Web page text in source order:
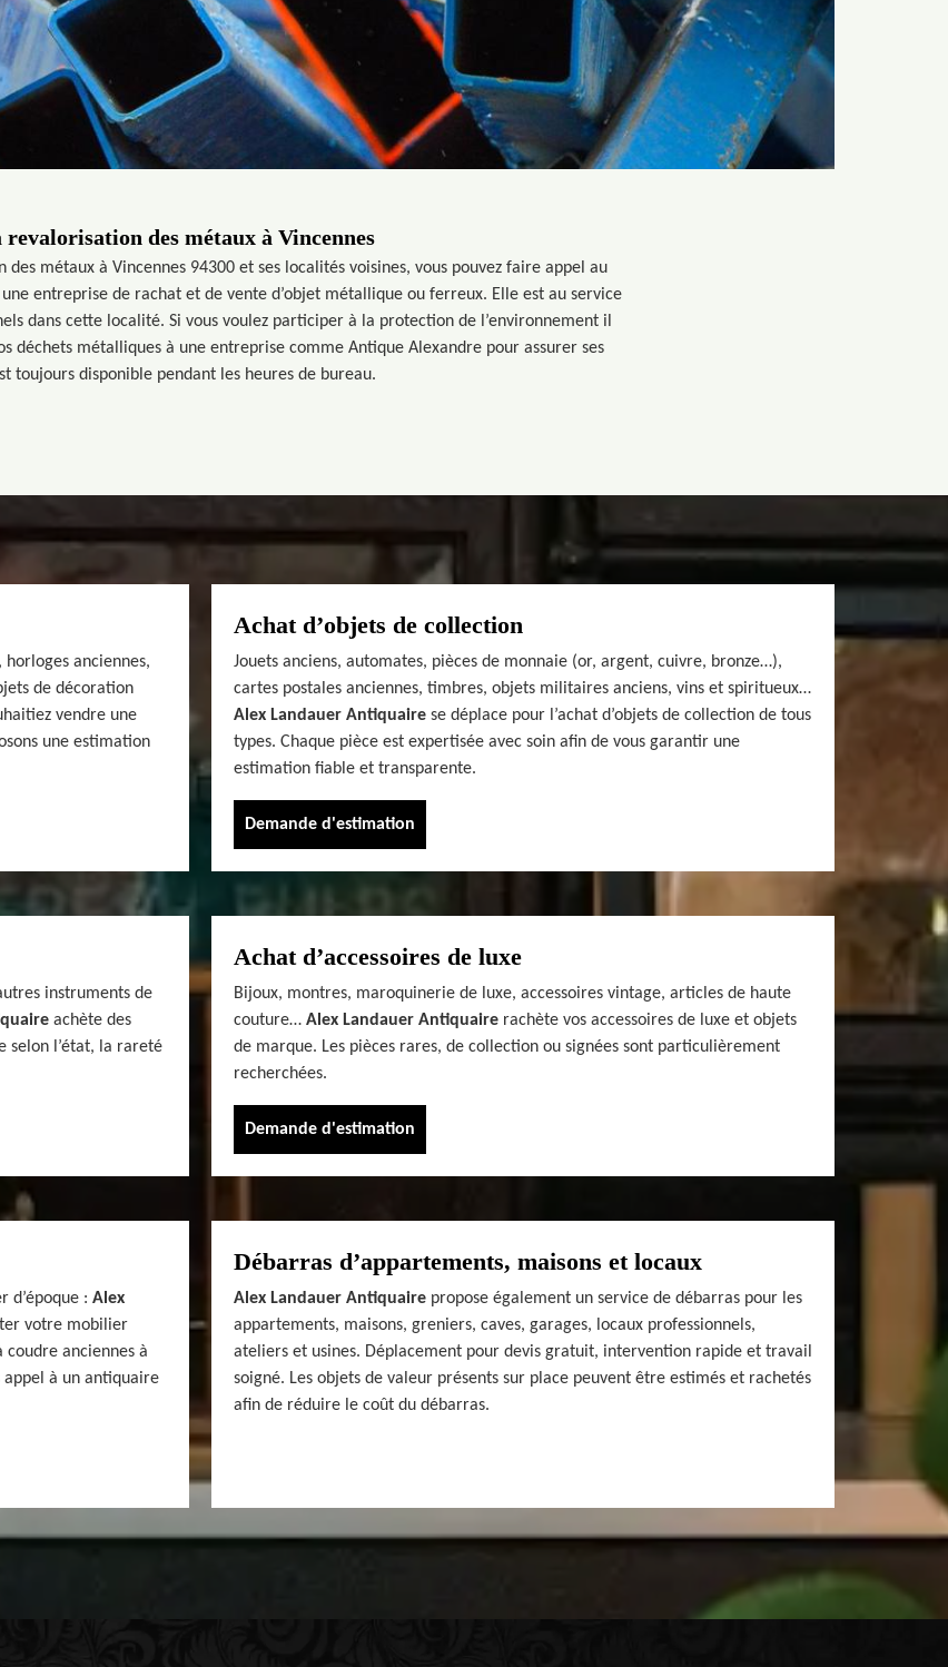
des métaux à Vincennes
des métaux à Vincennes 94300 et ses localités voisines, vous pouvez faire appel au
entreprise de rachat et de vente d’objet métallique ou ferreux. Elle est au service
dans cette localité. Si vous voulez participer à la protection de l’environnement il
déchets métalliques à une entreprise comme Antique Alexandre pour assurer ses
toujours disponible pendant les heures de bureau.
anciennes,
de décoration
vendre une
une estimation
Achat d’objets de collection
Jouets anciens, automates, pièces de monnaie (or, argent, cuivre, bronze…),
cartes postales anciennes, timbres, objets militaires anciens, vins et spiritueux…
Alex Landauer Antiquaire se déplace pour l’achat d’objets de collection de tous
types. Chaque pièce est expertisée avec soin afin de vous garantir une
estimation fiable et transparente.
Demande d'estimation
instruments de
achète des
selon l’état, la rareté
Achat d’accessoires de luxe
Bijoux, montres, maroquinerie de luxe, accessoires vintage, articles de haute
couture… Alex Landauer Antiquaire rachète vos accessoires de luxe et objets
de marque. Les pièces rares, de collection ou signées sont particulièrement
recherchées.
Demande d'estimation
d’époque : Alex
votre mobilier
coudre anciennes à
appel à un antiquaire
Débarras d’appartements, maisons et locaux
Alex Landauer Antiquaire propose également un service de débarras pour les
appartements, maisons, greniers, caves, garages, locaux professionnels,
ateliers et usines. Déplacement pour devis gratuit, intervention rapide et travail
soigné. Les objets de valeur présents sur place peuvent être estimés et rachetés
afin de réduire le coût du débarras.